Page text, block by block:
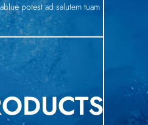
potest ad salutem tuam